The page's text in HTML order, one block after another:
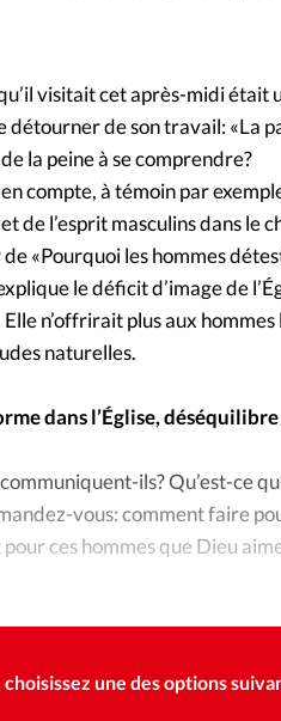
À
La
Mon
visitait cet après-midi était
détourner de son travail: «La
la peine à se comprendre?
compte, à témoin par
de l’esprit masculins dans le
«Pourquoi les hommes
le déficit d’image de
n’offrirait plus aux hommes
naturelles.
dans l’Église,
ils? Qu’est-ce
vous: comment faire
ces hommes que Dieu
une des options